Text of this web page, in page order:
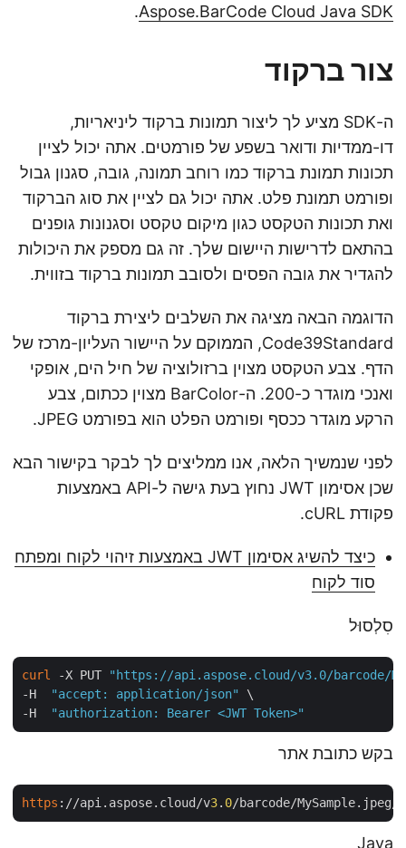
Aspose.BarCode Cloud Java SDK
.
צור ברקוד
ה-SDK מציע לך ליצור תמונות ברקוד ליניאריות,
דו-ממדיות ודואר בשפע של פורמטים. אתה יכול לציין
תכונות תמונת ברקוד כמו רוחב תמונה, גובה, סגנון גבול
ופורמט תמונת פלט. אתה יכול גם לציין את סוג הברקוד
ואת תכונות הטקסט כגון מיקום טקסט וסגנונות גופנים
בהתאם לדרישות היישום שלך. זה גם מספק את היכולות
להגדיר את גובה הפסים ולסובב תמונות ברקוד בזווית.
הדוגמה הבאה מציגה את השלבים ליצירת ברקוד
Code39Standard, הממוקם על היישור העליון-מרכז של
הדף. צבע הטקסט מצוין ברזולוציה של חיל הים, אופקי
ואנכי מוגדר כ-200. ה-BarColor מצוין ככתום, צבע
הרקע מוגדר ככסף ופורמט הפלט הוא בפורמט JPEG.
לפני שנמשיך הלאה, אנו ממליצים לך לבקר בקישור הבא
שכן אסימון JWT נחוץ בעת גישה ל-API באמצעות
פקודת cURL.
כיצד להשיג אסימון JWT באמצעות זיהוי לקוח ומפתח
סוד לקוח
סִלְסוּל
curl -X PUT "https://api.aspose.cloud/v3.0/barcode/
-H "accept: application/json" \
-H "authorization: Bearer <JWT Token>"
בקש כתובת אתר
https ://api.aspose.cloud/v3.0/barcode/
Java